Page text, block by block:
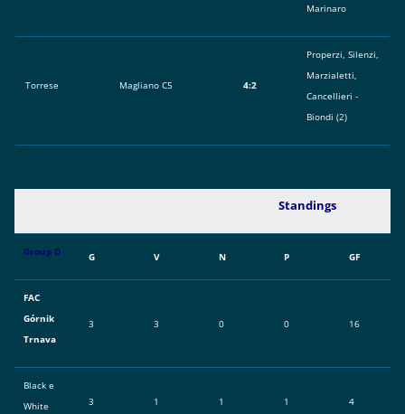
Marinaro
Torrese Magliano C5 4:2
Properzi, Silenzi,
Marzialetti,
Cancellieri -
Biondi (2)
Standings
Group D G V N P GF
FAC
Górnik
Trnava
3 3 0 0 16
Black e
White
3 1 1 1 4